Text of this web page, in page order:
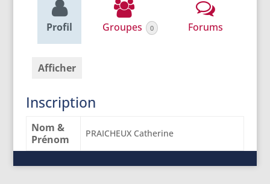
Profil Groupes 0 Forums
Afficher
Inscription
Nom &
Prénom
PRAICHEUX Catherine